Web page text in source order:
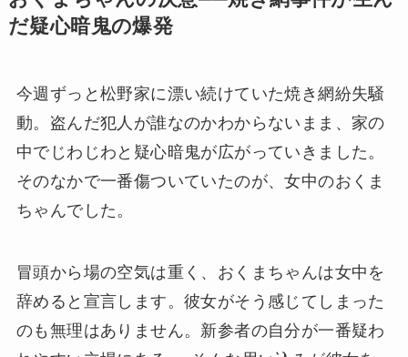
だ疑心暗鬼の爆発
今週ずっと松野家に漂い続けていた焼き網紛失騒
動。盗んだ犯人が誰なのかわからないまま、家の
中でじわじわと疑心暗鬼が広がっていきました。
そのなかで一番傷ついていたのが、女中のおくま
ちゃんでした。
冒頭から場の空気は重く、おくまちゃんは女中を
辞めると宣言します。彼女がそう感じてしまった
のも無理はありません。新参者の自分が一番疑わ